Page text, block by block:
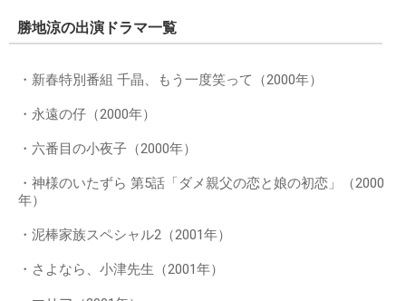
勝地涼の出演ドラマ一覧
・新春特別番組 千晶、もう一度笑って（2000年）
・永遠の仔（2000年）
・六番目の小夜子（2000年）
・神様のいたずら 第5話「ダメ親父の恋と娘の初恋」（2000
年）
・泥棒家族スペシャル2（2001年）
・さよなら、小津先生（2001年）